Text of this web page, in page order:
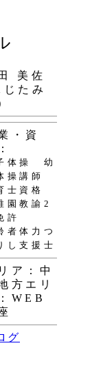
美佐
たみ
・資
体操 幼
操講師
士資格
園教諭2
許
者体力つ
し支援士
ア：中
方 エリ
WEB
グ